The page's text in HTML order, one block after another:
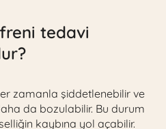
tedavi
zamanla şiddetlenebilir ve
da bozulabilir. Bu durum
kaybına yol açabilir.